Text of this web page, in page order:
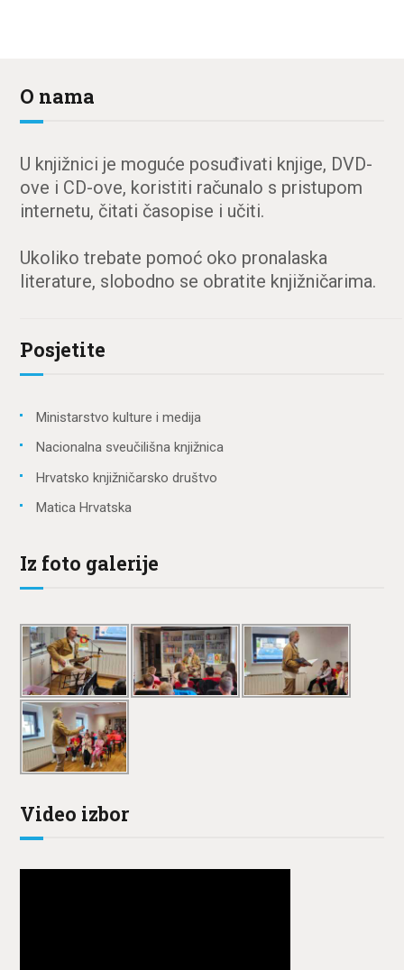
O nama
U knjižnici je moguće posuđivati knjige, DVD-
ove i CD-ove, koristiti računalo s pristupom
internetu, čitati časopise i učiti.
Ukoliko trebate pomoć oko pronalaska
literature, slobodno se obratite knjižničarima.
Posjetite
Ministarstvo kulture i medija
Nacionalna sveučilišna knjižnica
Hrvatsko knjižničarsko društvo
Matica Hrvatska
Iz foto galerije
Video izbor